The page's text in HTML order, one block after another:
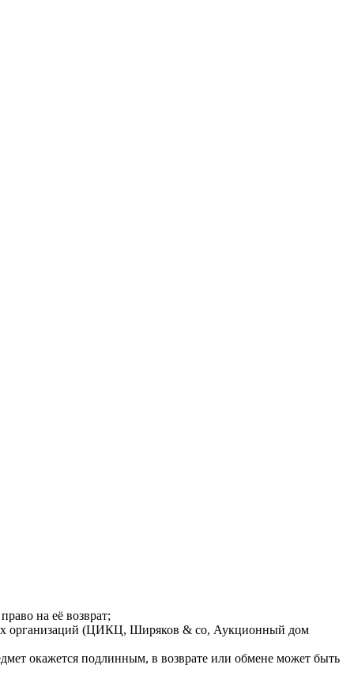
на её возврат;
организаций (ЦИКЦ, Ширяков & co, Аукционный дом
окажется подлинным, в возврате или обмене может быть